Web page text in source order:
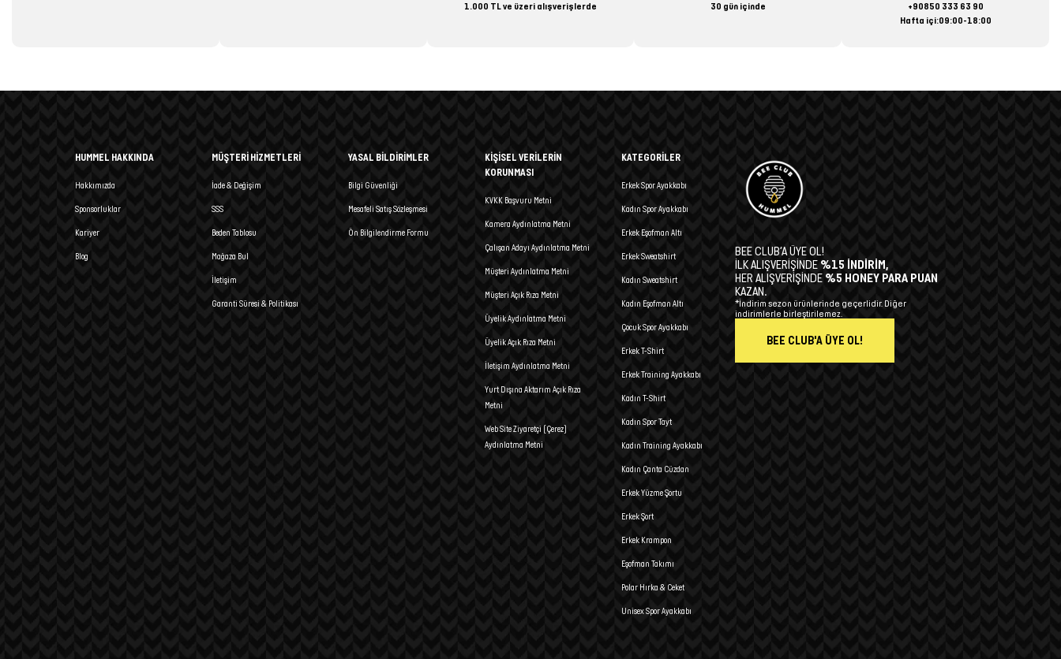
1.000 TL ve üzeri alışverişlerde 30 gün içinde
+90850 333 63 90
Hafta içi:09:00-18:00
HUMMEL HAKKINDA
Hakkımızda
Sponsorluklar
Kariyer
Blog
MÜŞTERİ HİZMETLERİ
İade & Değişim
SSS
Beden Tablosu
Mağaza Bul
İletişim
Garanti Süresi & Politikası
YASAL BİLDİRİMLER
Bilgi Güvenliği
Mesafeli Satış Sözleşmesi
Ön Bilgilendirme Formu
KİŞİSEL VERİLERİN
KORUNMASI
KVKK Başvuru Metni
Kamera Aydınlatma Metni
Çalışan Adayı Aydınlatma Metni
Müşteri Aydınlatma Metni
Müşteri Açık Rıza Metni
Üyelik Aydınlatma Metni
Üyelik Açık Rıza Metni
İletişim Aydınlatma Metni
Yurt Dışına Aktarım Açık Rıza
Metni
Web Site Ziyaretçi (Çerez)
Aydınlatma Metni
KATEGORİLER
Erkek Spor Ayakkabı
Kadın Spor Ayakkabı
Erkek Eşofman Altı
Erkek Sweatshirt
Kadın Sweatshirt
Kadın Eşofman Altı
Çocuk Spor Ayakkabı
Erkek T-Shirt
Erkek Training Ayakkabı
Kadın T-Shirt
Kadın Spor Tayt
Kadın Training Ayakkabı
Kadın Çanta Cüzdan
Erkek Yüzme Şortu
Erkek Şort
Erkek Krampon
Eşofman Takımı
Polar Hırka & Ceket
Unisex Spor Ayakkabı
BEE CLUB’A ÜYE OL!
İLK ALIŞVERİŞİNDE %15 İNDİRİM,
HER ALIŞVERİŞİNDE %5 HONEY PARA PUAN
KAZAN.
*İndirim sezon ürünlerinde geçerlidir. Diğer
indirimlerle birleştirilemez.
BEE CLUB'A ÜYE OL!